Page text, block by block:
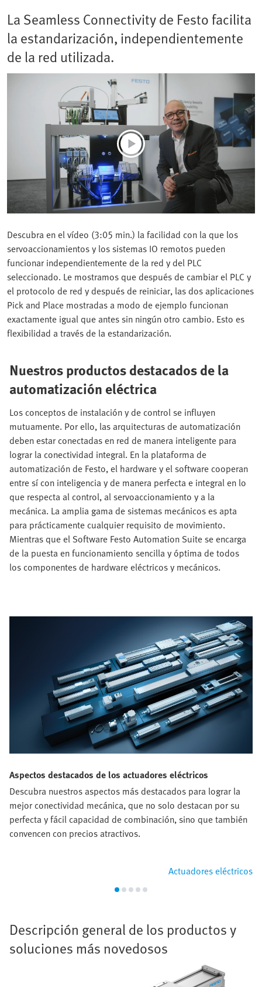
La Seamless Connectivity de Festo facilita
la estandarización, independientemente
de la red utilizada.
Descubra en el vídeo (3:05 min.) la facilidad con la que los
servoaccionamientos y los sistemas IO remotos pueden
funcionar independientemente de la red y del PLC
seleccionado. Le mostramos que después de cambiar el PLC y
el protocolo de red y después de reiniciar, las dos aplicaciones
Pick and Place mostradas a modo de ejemplo funcionan
exactamente igual que antes sin ningún otro cambio. Esto es
flexibilidad a través de la estandarización.
Nuestros productos destacados de la
automatización eléctrica
Los conceptos de instalación y de control se influyen
mutuamente. Por ello, las arquitecturas de automatización
deben estar conectadas en red de manera inteligente para
lograr la conectividad integral. En la plataforma de
automatización de Festo, el hardware y el software cooperan
entre sí con inteligencia y de manera perfecta e integral en lo
que respecta al control, al servoaccionamiento y a la
mecánica. La amplia gama de sistemas mecánicos es apta
para prácticamente cualquier requisito de movimiento.
Mientras que el Software Festo Automation Suite se encarga
de la puesta en funcionamiento sencilla y óptima de todos
los componentes de hardware eléctricos y mecánicos.
Aspectos destacados de los actuadores eléctricos
Descubra nuestros aspectos más destacados para lograr la
mejor conectividad mecánica, que no solo destacan por su
perfecta y fácil capacidad de combinación, sino que también
convencen con precios atractivos.
Actuadores eléctricos
Descripción general de los productos y
soluciones más novedosos